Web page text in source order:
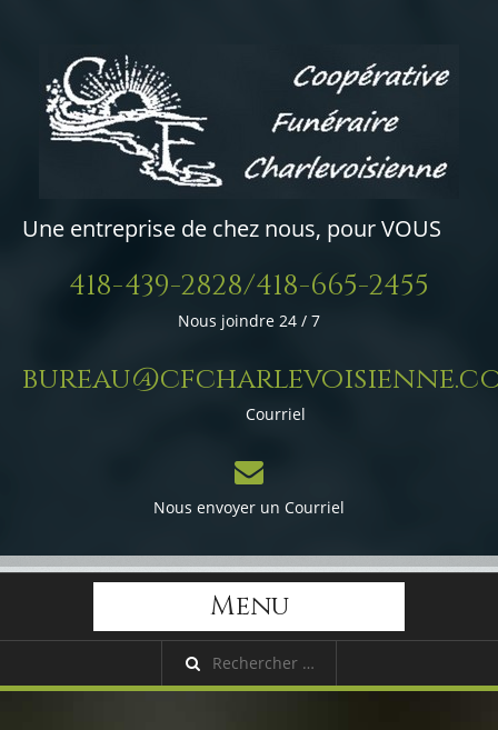
Une entreprise de chez nous, pour VOUS
418-439-2828/418-665-2455
Nous joindre 24 / 7
Courriel
Nous envoyer un Courriel
Menu